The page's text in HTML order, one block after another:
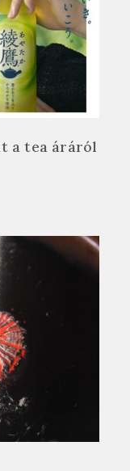
a tea áráról